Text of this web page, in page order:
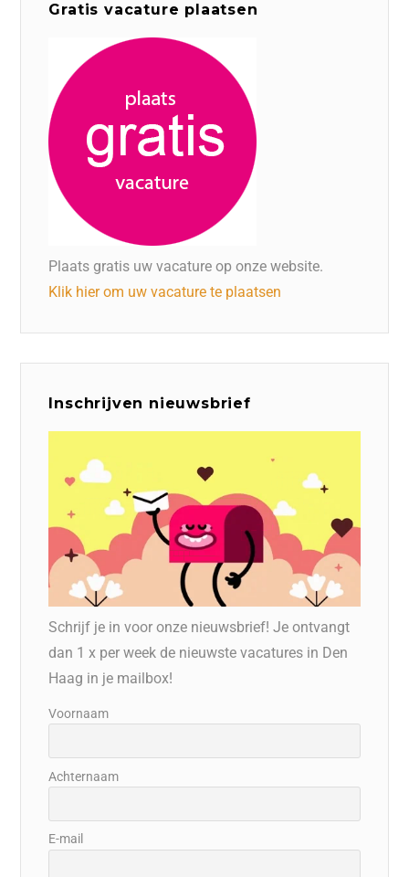
Gratis vacature plaatsen
Plaats gratis uw vacature op onze website.
Klik hier om uw vacature te plaatsen
Inschrijven nieuwsbrief
Schrijf je in voor onze nieuwsbrief! Je ontvangt
dan 1 x per week de nieuwste vacatures in Den
Haag in je mailbox!
Voornaam
Achternaam
E-mail